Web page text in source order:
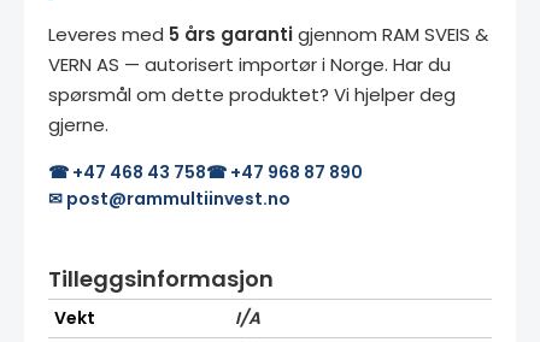
Leveres med 5 års garantigjennom RAM SVEIS &
VERN AS — autorisert importør i Norge. Har du
spørsmål om dette produktet? Vi hjelper deg
gjerne.
☎ +47 468 43 758☎ +47 968 87 890
✉ post@rammultiinvest.no
Tilleggsinformasjon
Vekt
I/A